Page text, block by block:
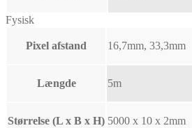
Fysisk
Pixel afstand 16,7mm, 33,3mm
Længde 5m
Størrelse (L x B x H) 5000 x 10 x 2mm